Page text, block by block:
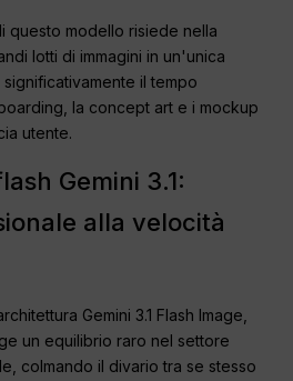
questo modello risiede nella
lotti di immagini in un'unica
il tempo
la concept art e i mockup
utente.
Gemini 3.1:
alla velocità
Gemini 3.1 Flash Image,
un equilibrio raro nel settore
colmando il divario tra se stesso